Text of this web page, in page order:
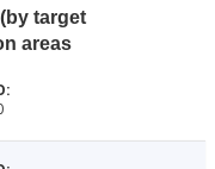
target
areas